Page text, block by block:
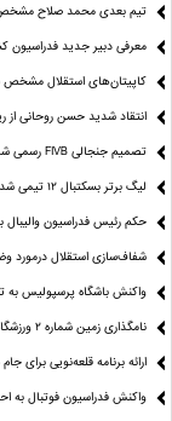
تیم بعدی محمد صلاح
معرفی دبیر جدید فدراسیون
کاپیتان‌های استقلال
انتقاد شدید حسن روحانی از
تصمیم جنجالی FIVB رسمی شد
لیگ برتر بسکتبال ۱۲ تیمی شد
حکم رئیس فدراسیون والیبال
شفاف‌سازی استقلال درمورد
واکنش باشگاه پرسپولیس به
نامگذاری زمین شماره ۲ ورزشگاه درفشی‌فر به نام شهید «ماکان نصیری»
ارائه برنامه‌ قلعه‌نویی برای
واکنش فدراسیون فوتبال به